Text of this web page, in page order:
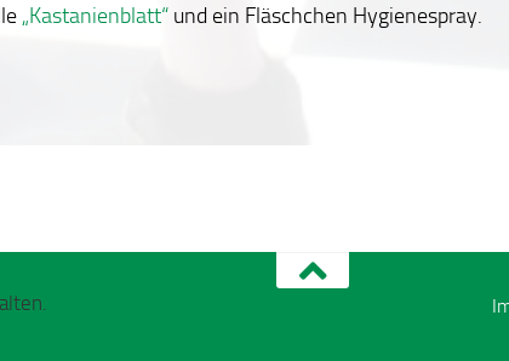
„Kastanienblatt“ und ein Fläschchen Hygienespray.